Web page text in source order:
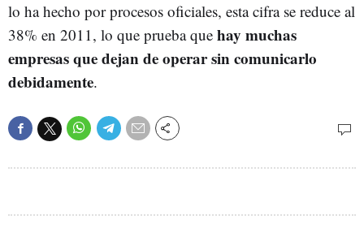
lo ha hecho por procesos oficiales, esta cifra se reduce al
38% en 2011, lo que prueba que hay muchas
empresas que dejan de operar sin comunicarlo
debidamente.